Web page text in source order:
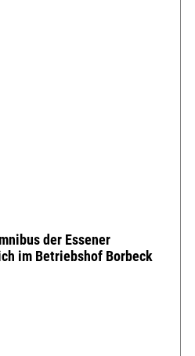
der Essener
im Betriebshof Borbeck